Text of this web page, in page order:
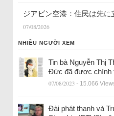
ジアビン空港：住民は先に
07/08/2026
NHIỀU NGƯỜI XEM
Tin bà Nguyễn Thị
Đức đã được chính
07/08/2023 - 15.066
Đài phát thanh và